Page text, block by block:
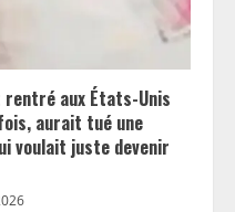
aux États-Unis
aurait tué une
voulait juste devenir